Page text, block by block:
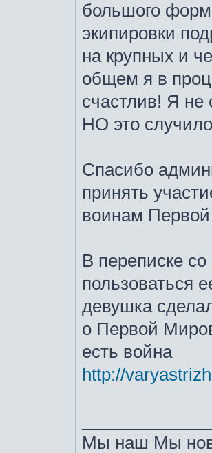
большого
экипировки
на крупных и
общем я в
счастлив! Я не
НО это
Спасибо
принять
воинам
В переписке
пользоваться
девушка
о Первой
есть война
http://
Мы наш Мы